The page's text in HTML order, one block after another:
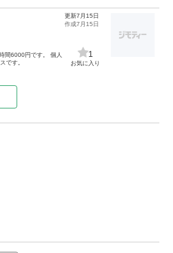
間6000円です。 個人
です。
更新7月15日
作成7月15日
1
お気に入り